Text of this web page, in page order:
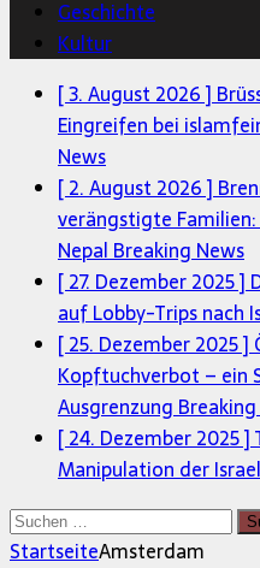
Geschichte
Kultur
[ 3. August 2026 ]
Eingreifen bei
News
[ 2. August 2026 ]
verängstigte
Nepal Breaking News
[ 27. Dezember 2025 ]
auf Lobby-Trips nach
[ 25. Dezember 2025 ]
Kopftuchverbot – ein
Ausgrenzung
[ 24. Dezember 2025 ]
Manipulation der
Suchen
nach:
StartseiteAmsterdam